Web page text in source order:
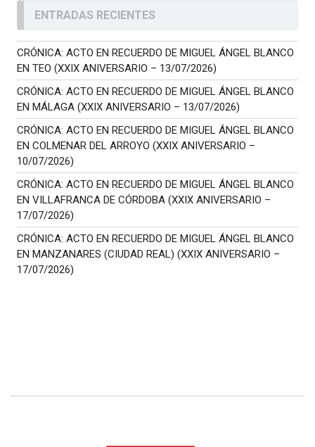
ENTRADAS RECIENTES
CRÓNICA: ACTO EN RECUERDO DE MIGUEL ÁNGEL BLANCO
EN TEO (XXIX ANIVERSARIO – 13/07/2026)
CRÓNICA: ACTO EN RECUERDO DE MIGUEL ÁNGEL BLANCO
EN MÁLAGA (XXIX ANIVERSARIO – 13/07/2026)
CRÓNICA: ACTO EN RECUERDO DE MIGUEL ÁNGEL BLANCO
EN COLMENAR DEL ARROYO (XXIX ANIVERSARIO –
10/07/2026)
CRÓNICA: ACTO EN RECUERDO DE MIGUEL ÁNGEL BLANCO
EN VILLAFRANCA DE CÓRDOBA (XXIX ANIVERSARIO –
17/07/2026)
CRÓNICA: ACTO EN RECUERDO DE MIGUEL ÁNGEL BLANCO
EN MANZANARES (CIUDAD REAL) (XXIX ANIVERSARIO –
17/07/2026)